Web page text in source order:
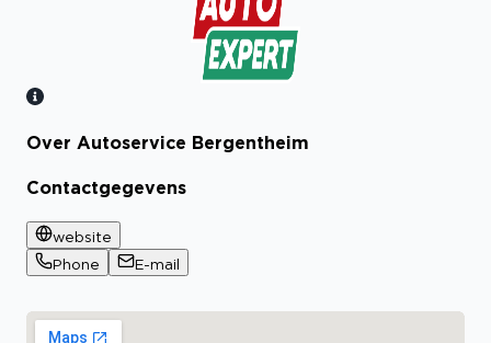
Bekijk certificaat
Over Autoservice Bergentheim
Contactgegevens
website
Phone
E-mail